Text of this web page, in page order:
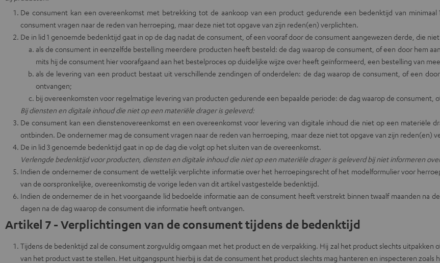
De consument kan een overeenkomst met betrekking tot de aankoop van een product gedurende een bedenktijd van
consument vragen naar de reden van herroeping, maar deze niet tot opgave van zijn reden(en) verplichten.
De in lid 1 genoemde bedenktijd gaat in op de dag nadat de consument, of een vooraf door de consument aangewezen derde, die
als de consument in eenzelfde bestelling meerdere producten heeft besteld: de dag waarop de consument, of een door hem
mits hij de consument hier voorafgaand aan het bestelproces op duidelijke wijze over heeft geïnformeerd, een bestelling van
als de levering van een product bestaat uit verschillende zendingen of onderdelen: de dag waarop de consument, of een
ontvangen;
bij overeenkomsten voor regelmatige levering van producten gedurende een bepaalde periode: de dag waarop de
Bij diensten en digitale inhoud die niet op een materiële drager is geleverd:
De consument kan een dienstenovereenkomst en een overeenkomst voor levering van digitale inhoud die niet op een materiële
ontbinden. De ondernemer mag de consument vragen naar de reden van herroeping, maar deze niet tot opgave van zijn reden(en)
De in lid 3 genoemde bedenktijd gaat in op de dag die volgt op het sluiten van de overeenkomst.
Verlengde bedenktijd voor producten, diensten en digitale inhoud die niet op een materiële drager is geleverd bij niet informeren
Indien de ondernemer de consument de wettelijk verplichte informatie over het herroepingsrecht of het modelformulier voor
van de oorspronkelijke, overeenkomstig de vorige leden van dit artikel vastgestelde bedenktijd.
Indien de ondernemer de in het voorgaande lid bedoelde informatie aan de consument heeft verstrekt binnen twaalf maanden na
dagen na de dag waarop de consument die informatie heeft ontvangen.
Artikel 7 - Verplichtingen van de consument tijdens de bedenktijd
Tijdens de bedenktijd zal de consument zorgvuldig omgaan met het product en de verpakking. Hij zal het product slechts uitpakken
van het product vast te stellen. Het uitgangspunt hierbij is dat de consument het product slechts mag hanteren en inspecteren zoals